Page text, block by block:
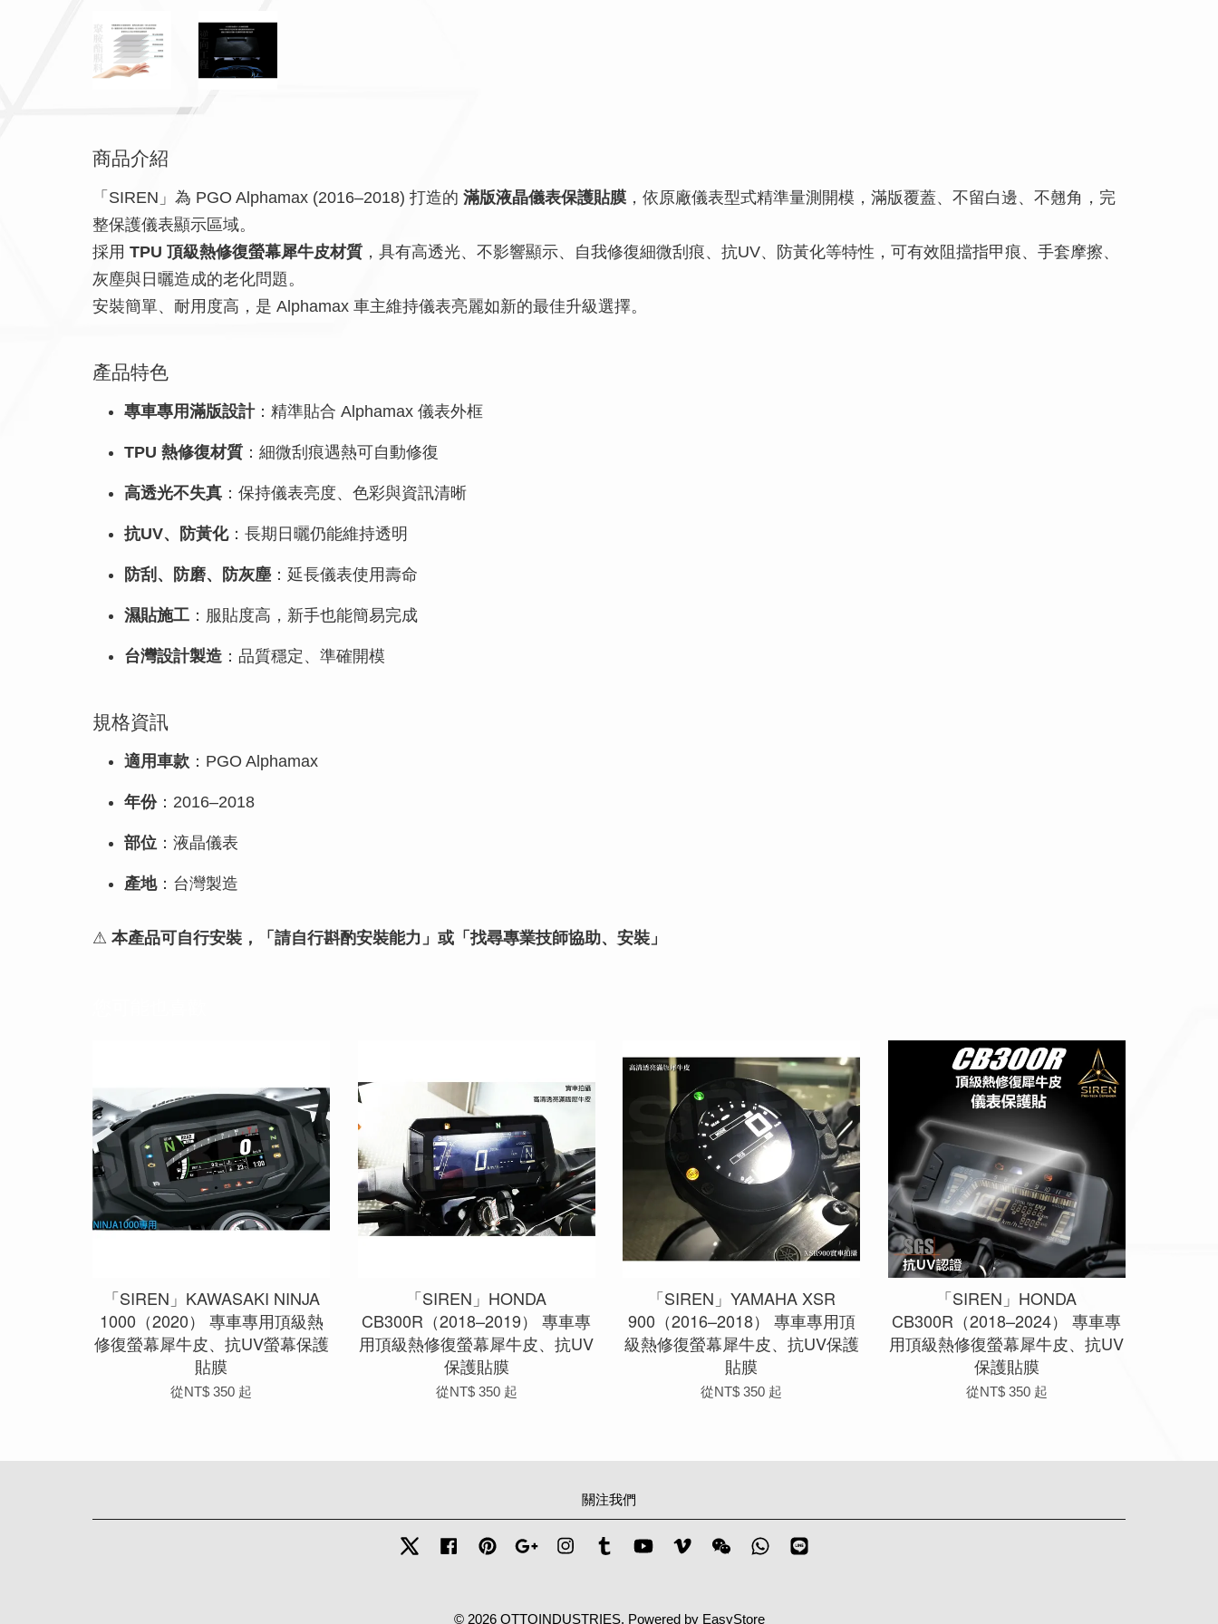
商品介紹
「SIREN」為 PGO Alphamax (2016–2018) 打造的 滿版液晶儀表保護貼膜 ，依原廠儀表型式精準量測開模，滿版覆蓋、不留白邊、不翹角，完
整保護儀表顯示區域。
採用 TPU 頂級熱修復螢幕犀牛皮材質 ，具有高透光、不影響顯示、自我修復細微刮痕、抗UV、防黃化等特性，可有效阻擋指甲痕、手套摩擦、
灰塵與日曬造成的老化問題。
安裝簡單、耐用度高，是 Alphamax 車主維持儀表亮麗如新的最佳升級選擇。
產品特色
專車專用滿版設計：精準貼合 Alphamax 儀表外框
TPU 熱修復材質 ：細微刮痕遇熱可自動修復
高透光不失真 ：保持儀表亮度、色彩與資訊清晰
抗UV、防黃化：長期日曬仍能維持透明
防刮、防磨、防灰塵：延長儀表使用壽命
濕貼施工 ：服貼度高，新手也能簡易完成
台灣設計製造 ：品質穩定、準確開模
規格資訊
適用車款 ：PGO Alphamax
年份：2016–2018
部位 ：液晶儀表
產地：台灣製造
⚠ 本產品可自行安裝，「請自行斟酌安裝能力」或「找尋專業技師協助、安裝」
「SIREN」KAWASAKI NINJA
1000（2020） 專車專用頂級熱
修復螢幕犀牛皮、抗UV螢幕保護
貼膜
從NT$ 350 起
「SIREN」HONDA
CB300R（2018–2019） 專車專
用頂級熱修復螢幕犀牛皮、抗UV
保護貼膜
從NT$ 350 起
「SIREN」YAMAHA XSR
900（2016–2018） 專車專用頂
級熱修復螢幕犀牛皮、抗UV保護
貼膜
從NT$ 350 起
「SIREN」HONDA
CB300R（2018–2024） 專車專
用頂級熱修復螢幕犀牛皮、抗UV
保護貼膜
從NT$ 350 起
關注我們
Twitter FacebookPinterestGoogle InstagramTumblr YouTubeVimeo Wechat Whatsapp
© 2026 OTTOINDUSTRIES. Powered by EasyStore